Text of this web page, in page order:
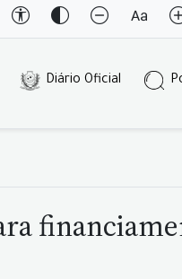
Diário Oficial